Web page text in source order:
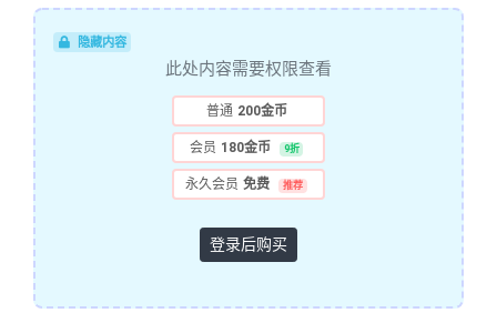
隐藏内容
此处内容需要权限查看
普通 200金币
会员 180金币 9折
永久会员 免费 推荐
登录后购买